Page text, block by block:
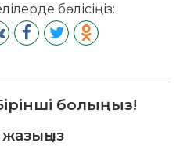
бөлісіңіз:
болыңыз!
жазыңыз